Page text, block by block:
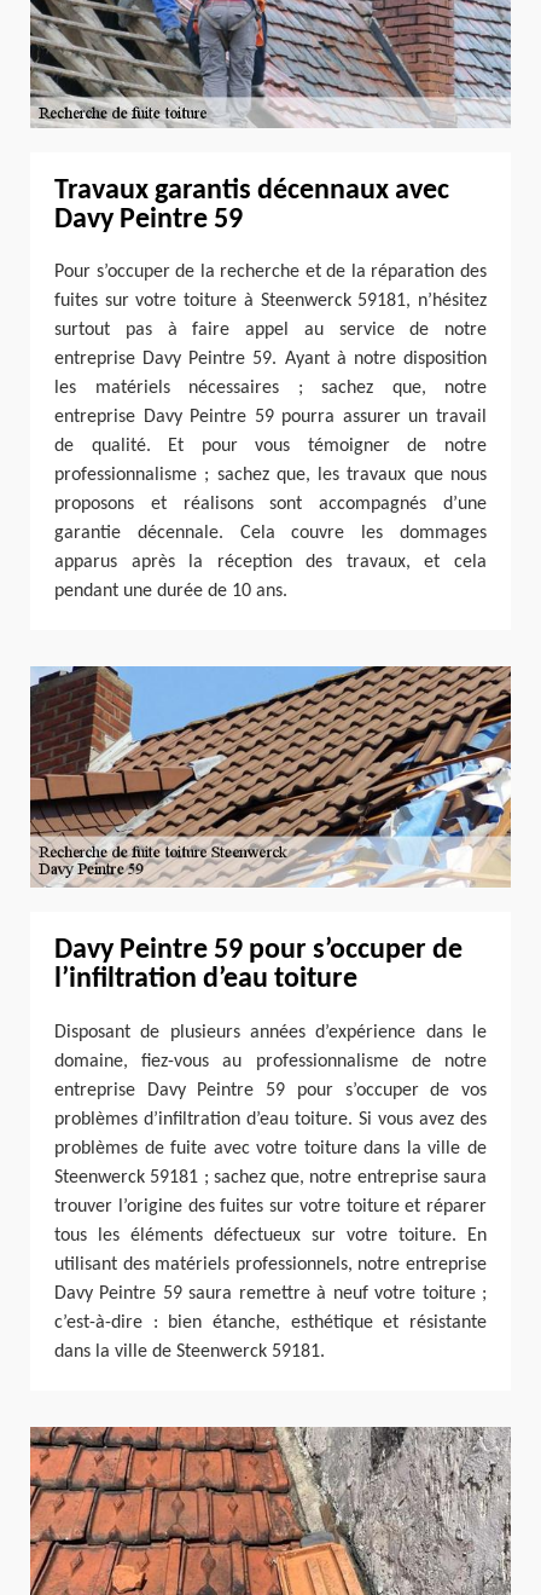
Travaux garantis décennaux avec
Davy Peintre 59
Pour s’occuper de la recherche et de la réparation des
fuites sur votre toiture à Steenwerck 59181, n’hésitez
surtout pas à faire appel au service de notre
entreprise Davy Peintre 59. Ayant à notre disposition
les matériels nécessaires ; sachez que, notre
entreprise Davy Peintre 59 pourra assurer un travail
de qualité. Et pour vous témoigner de notre
professionnalisme ; sachez que, les travaux que nous
proposons et réalisons sont accompagnés d’une
garantie décennale. Cela couvre les dommages
apparus après la réception des travaux, et cela
pendant une durée de 10 ans.
Davy Peintre 59 pour s’occuper de
l’infiltration d’eau toiture
Disposant de plusieurs années d’expérience dans le
domaine, fiez-vous au professionnalisme de notre
entreprise Davy Peintre 59 pour s’occuper de vos
problèmes d’infiltration d’eau toiture. Si vous avez des
problèmes de fuite avec votre toiture dans la ville de
Steenwerck 59181 ; sachez que, notre entreprise saura
trouver l’origine des fuites sur votre toiture et réparer
tous les éléments défectueux sur votre toiture. En
utilisant des matériels professionnels, notre entreprise
Davy Peintre 59 saura remettre à neuf votre toiture ;
c’est-à-dire : bien étanche, esthétique et résistante
dans la ville de Steenwerck 59181.